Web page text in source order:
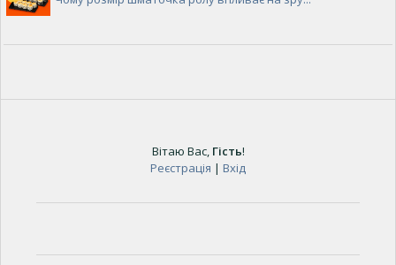
Вітаю Вас, Гість!
Реєстрація | Вхід